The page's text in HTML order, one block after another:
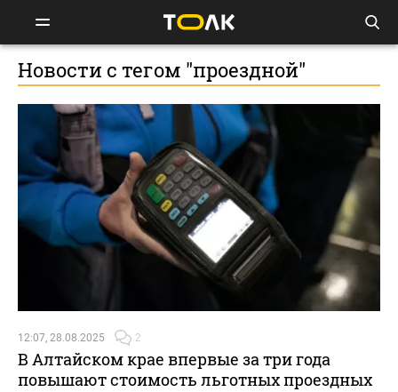
Новости с тегом "проездной"
12:07, 28.08.2025 2
В Алтайском крае впервые за три года
повышают стоимость льготных проездных